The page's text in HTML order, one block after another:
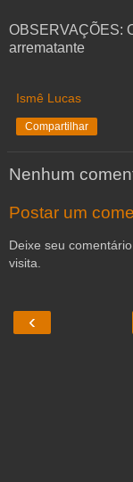
OBSERVAÇÕES:
arrematante
Ismê Lucas
Compartilhar
Nenhum
Postar um
Deixe seu
visita.
‹